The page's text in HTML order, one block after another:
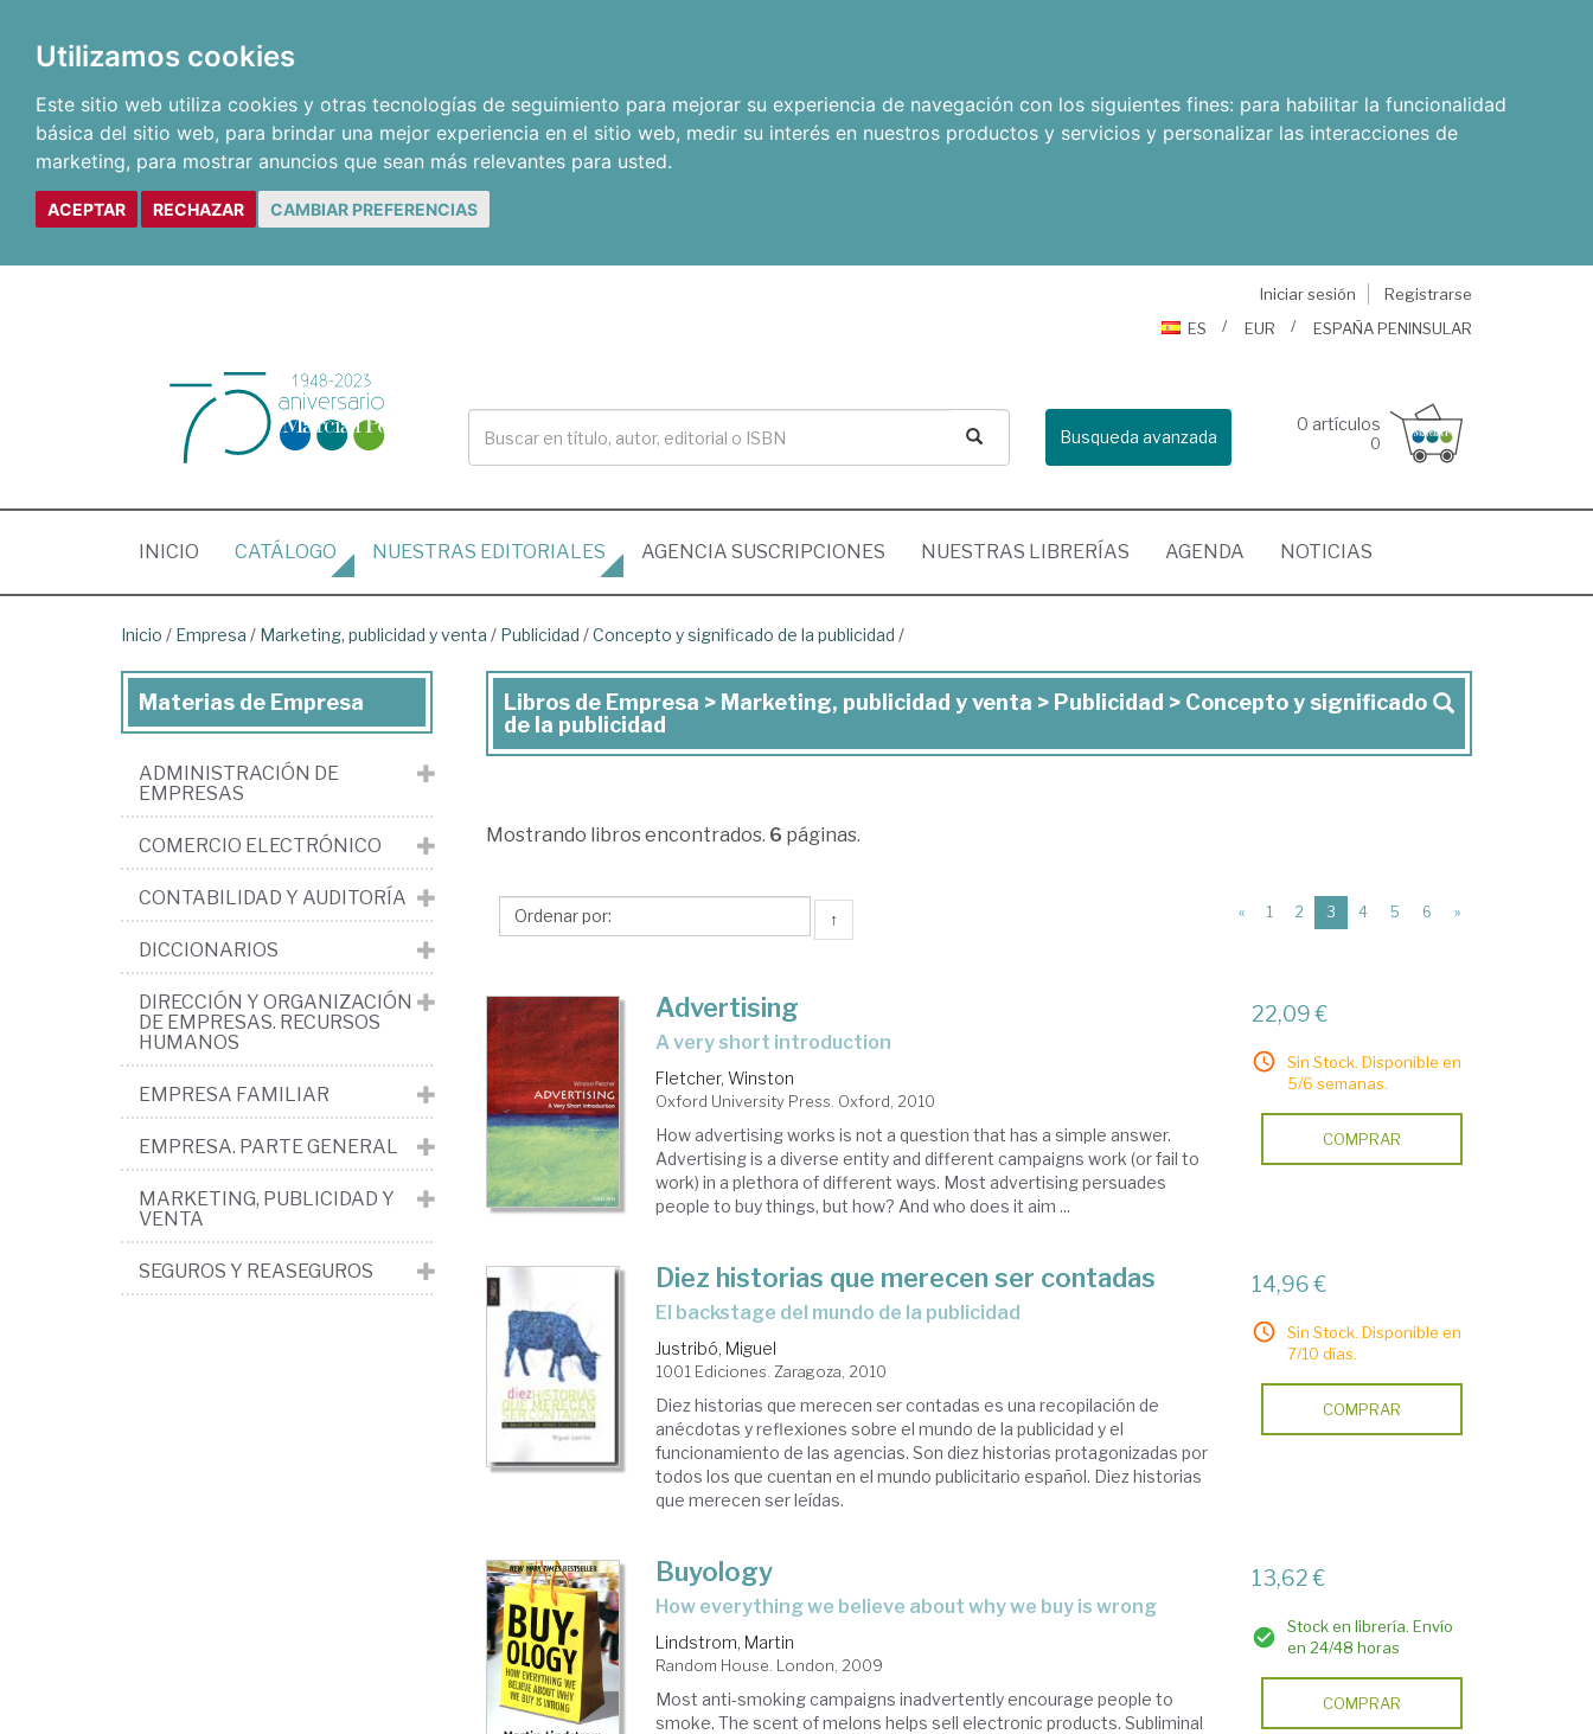
Utilizamos cookies
Este sitio web utiliza cookies y otras tecnologías de seguimiento para mejorar su experiencia de navegación con los siguientes fines: para habilitar la funcionalidad
básica del sitio web, para brindar una mejor experiencia en el sitio web, medir su interés en nuestros productos y servicios y personalizar las interacciones de
marketing, para mostrar anuncios que sean más relevantes para usted.
ACEPTAR RECHAZAR CAMBIAR PREFERENCIAS
Iniciar sesión
Registrarse
ES
EUR ESPAÑA PENINSULAR
Busqueda avanzada
0 artículos
0
INICIO (CURRENT)
CATÁLOGO NUESTRAS EDITORIALES AGENCIA SUSCRIPCIONES NUESTRAS LIBRERÍAS AGENDA NOTICIAS
Inicio / Empresa / Marketing, publicidad y venta / Publicidad /Concepto y significado de la publicidad /
Libros
de
>
publicidad
y
>
Publicidad
>
Concepto
y
significado
de
la
publicidad
Libros de Empresa > Marketing, publicidad y venta > Publicidad > Concepto y significado
de la publicidad
Mostrando libros encontrados. 6 páginas.
↑ « 1 2 3 (current)
4 5 6 »
Advertising
a very short introduction
Fletcher, Winston
Oxford University Press. Oxford, 2010
How advertising works is not a question that has a simple answer.
Advertising is a diverse entity and different campaigns work (or fail to
work) in a plethora of different ways. Most advertising persuades
people to buy things, but how? And who does it aim ...
22,09 €
Sin Stock. Disponible en
5/6 semanas.
COMPRAR
Diez historias que merecen ser contadas
el backstage del mundo de la publicidad
Justribó, Miguel
1001 Ediciones. Zaragoza, 2010
Diez historias que merecen ser contadas es una recopilación de
anécdotas y reflexiones sobre el mundo de la publicidad y el
funcionamiento de las agencias. Son diez historias protagonizadas por
todos los que cuentan en el mundo publicitario español. Diez historias
que merecen ser leídas.
14,96 €
Sin Stock. Disponible en
7/10 días.
COMPRAR
Buyology
how everything we believe about why we buy is wrong
Lindstrom, Martin
Random House. London, 2009
Most anti-smoking campaigns inadvertently encourage people to
smoke. The scent of melons helps sell electronic products. Subliminal
13,62 €
Stock en librería. Envío
en 24/48 horas
COMPRAR
Materias de Empresa
ADMINISTRACIÓN DE
EMPRESAS
COMERCIO ELECTRÓNICO
CONTABILIDAD Y AUDITORÍA
DICCIONARIOS
DIRECCIÓN Y ORGANIZACIÓN
DE EMPRESAS. RECURSOS
HUMANOS
EMPRESA FAMILIAR
EMPRESA. PARTE GENERAL
MARKETING, PUBLICIDAD Y
VENTA
SEGUROS Y REASEGUROS